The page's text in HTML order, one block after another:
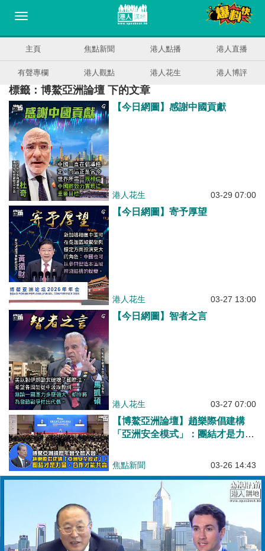
主頁 焦點新聞 港人點播 港人直播
有聲專欄 港人觀點 港人花生 港人博評
標籤：博鰲亞洲論壇 下的文章
【今日網圖】感謝中國貢獻
港人花生 03-29 07:00
【今日網圖】寄予厚望
港人花生 03-27 13:00
【今日網圖】智者之言
港人花生 03-27 07:00
【博鰲亞洲論壇】趙樂際倡建構
「亞洲安全模式」：團結才是力
焦點新聞 03-26 14:43